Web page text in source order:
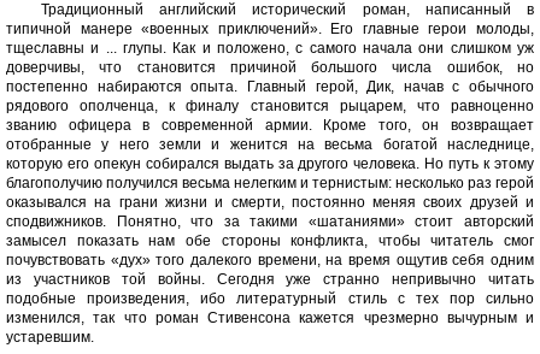
Традиционный английский исторический роман, написанный в
типичной манере «военных приключений». Его главные герои молоды,
тщеславны и ... глупы. Как и положено, с самого начала они слишком уж
доверчивы, что становится причиной большого числа ошибок, но
постепенно набираются опыта. Главный герой, Дик, начав с обычного
рядового ополченца, к финалу становится рыцарем, что равноценно
званию офицера в современной армии. Кроме того, он возвращает
отобранные у него земли и женится на весьма богатой наследнице,
которую его опекун собирался выдать за другого человека. Но путь к этому
благополучию получился весьма нелегким и тернистым: несколько раз герой
оказывался на грани жизни и смерти, постоянно меняя своих друзей и
сподвижников. Понятно, что за такими «шатаниями» стоит авторский
замысел показать нам обе стороны конфликта, чтобы читатель смог
почувствовать «дух» того далекого времени, на время ощутив себя одним
из участников той войны. Сегодня уже странно непривычно читать
подобные произведения, ибо литературный стиль с тех пор сильно
изменился, так что роман Стивенсона кажется чрезмерно вычурным и
устаревшим.